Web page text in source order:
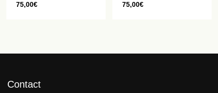
75,00€ 75,00€
Contact